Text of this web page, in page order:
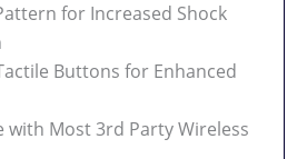
for Increased Shock
Buttons for Enhanced
with Most 3rd Party Wireless